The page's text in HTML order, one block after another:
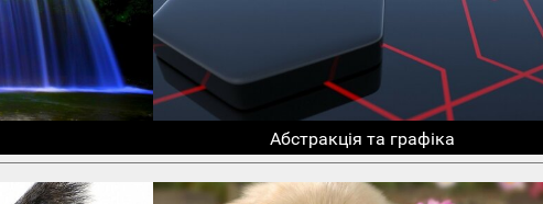
Абстракція та графіка